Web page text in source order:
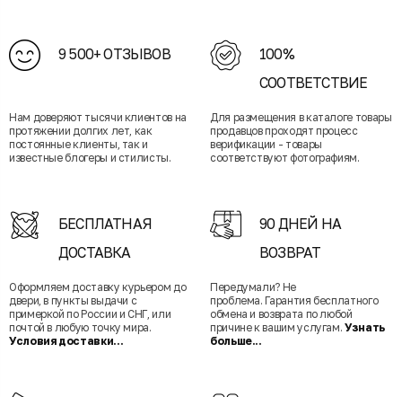
9 500+ ОТЗЫВОВ
Нам доверяют тысячи клиентов на
протяжении долгих лет, как
постоянные клиенты, так и
известные блогеры и стилисты.
100%
СООТВЕТСТВИЕ
Для размещения в каталоге товары
продавцов проходят процесс
верификации - товары
соответствуют фотографиям.
БЕСПЛАТНАЯ
ДОСТАВКА
Оформляем доставку курьером до
двери, в пункты выдачи с
примеркой по России и СНГ, или
почтой в любую точку мира.
Условия доставки...
90 ДНЕЙ НА
ВОЗВРАТ
Передумали? Не
проблема. Гарантия бесплатного
обмена и возврата по любой
причине к вашим услугам. Узнать
больше...